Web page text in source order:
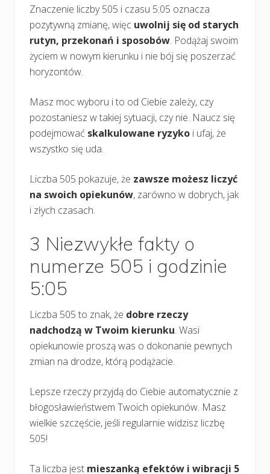
Znaczenie liczby 505 i czasu 5:05 oznacza
pozytywną zmianę, więc uwolnij się od starych
rutyn, przekonań i sposobów. Podążaj swoim
życiem w nowym kierunku i nie bój się poszerzać
horyzontów.
Masz moc wyboru i to od Ciebie zależy, czy
pozostaniesz w takiej sytuacji, czy nie. Naucz się
podejmować skalkulowane ryzyko i ufaj, że
wszystko się uda.
Liczba 505 pokazuje, że zawsze możesz liczyć
na swoich opiekunów, zarówno w dobrych, jak
i złych czasach.
3 Niezwykłe fakty o
numerze 505 i godzinie
5:05
Liczba 505 to znak, że dobre rzeczy
nadchodzą w Twoim kierunku. Wasi
opiekunowie proszą was o dokonanie pewnych
zmian na drodze, którą podążacie.
Lepsze rzeczy przyjdą do Ciebie automatycznie z
błogosławieństwem Twoich opiekunów. Masz
wielkie szczęście, jeśli regularnie widzisz liczbę
505!
Ta liczba jest mieszanką efektów i wibracji 5